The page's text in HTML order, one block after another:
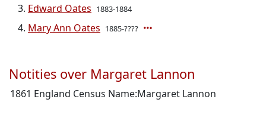
Edward Oates 1883-1884
Mary Ann Oates 1885-????
Notities over Margaret Lannon
1861 England Census Name:Margaret Lannon